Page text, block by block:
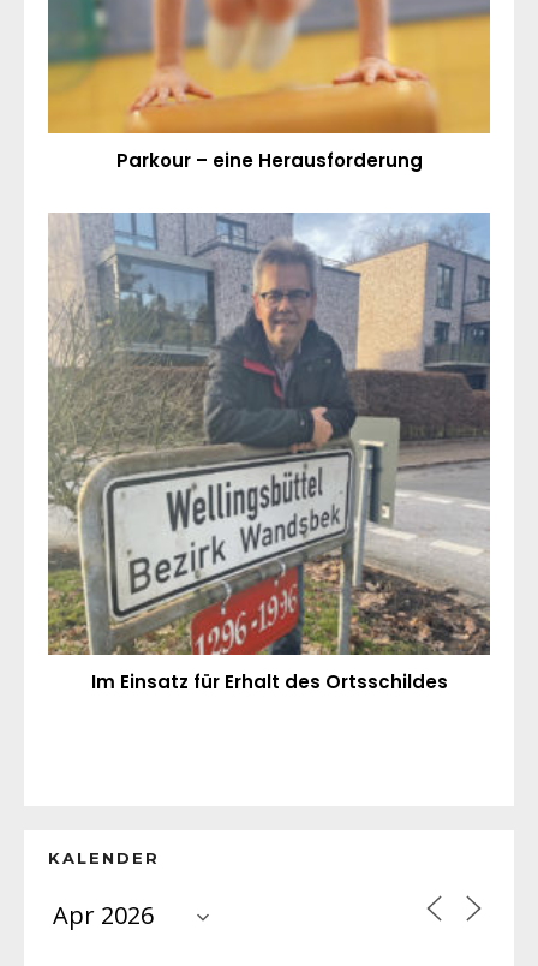
Parkour – eine Herausforderung
Im Einsatz für Erhalt des Ortsschildes
KALENDER